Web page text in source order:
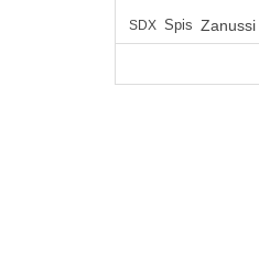
SDX Spis Zanussi